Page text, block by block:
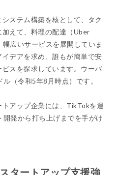
ステム構築を核として、タク
えて、料理の配達（Uber
広いサービスを展開していま
デアを求め、誰もが簡単で安
スを探求しています。ウーバ
（令和5年8月時点）です。
アップ企業には、TikTokを運
発から打ち上げまでを手がけ
タートアップ支援強